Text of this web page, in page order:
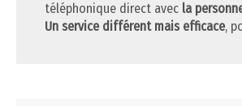
téléphonique direct avec la
Un service différent mais efficace,